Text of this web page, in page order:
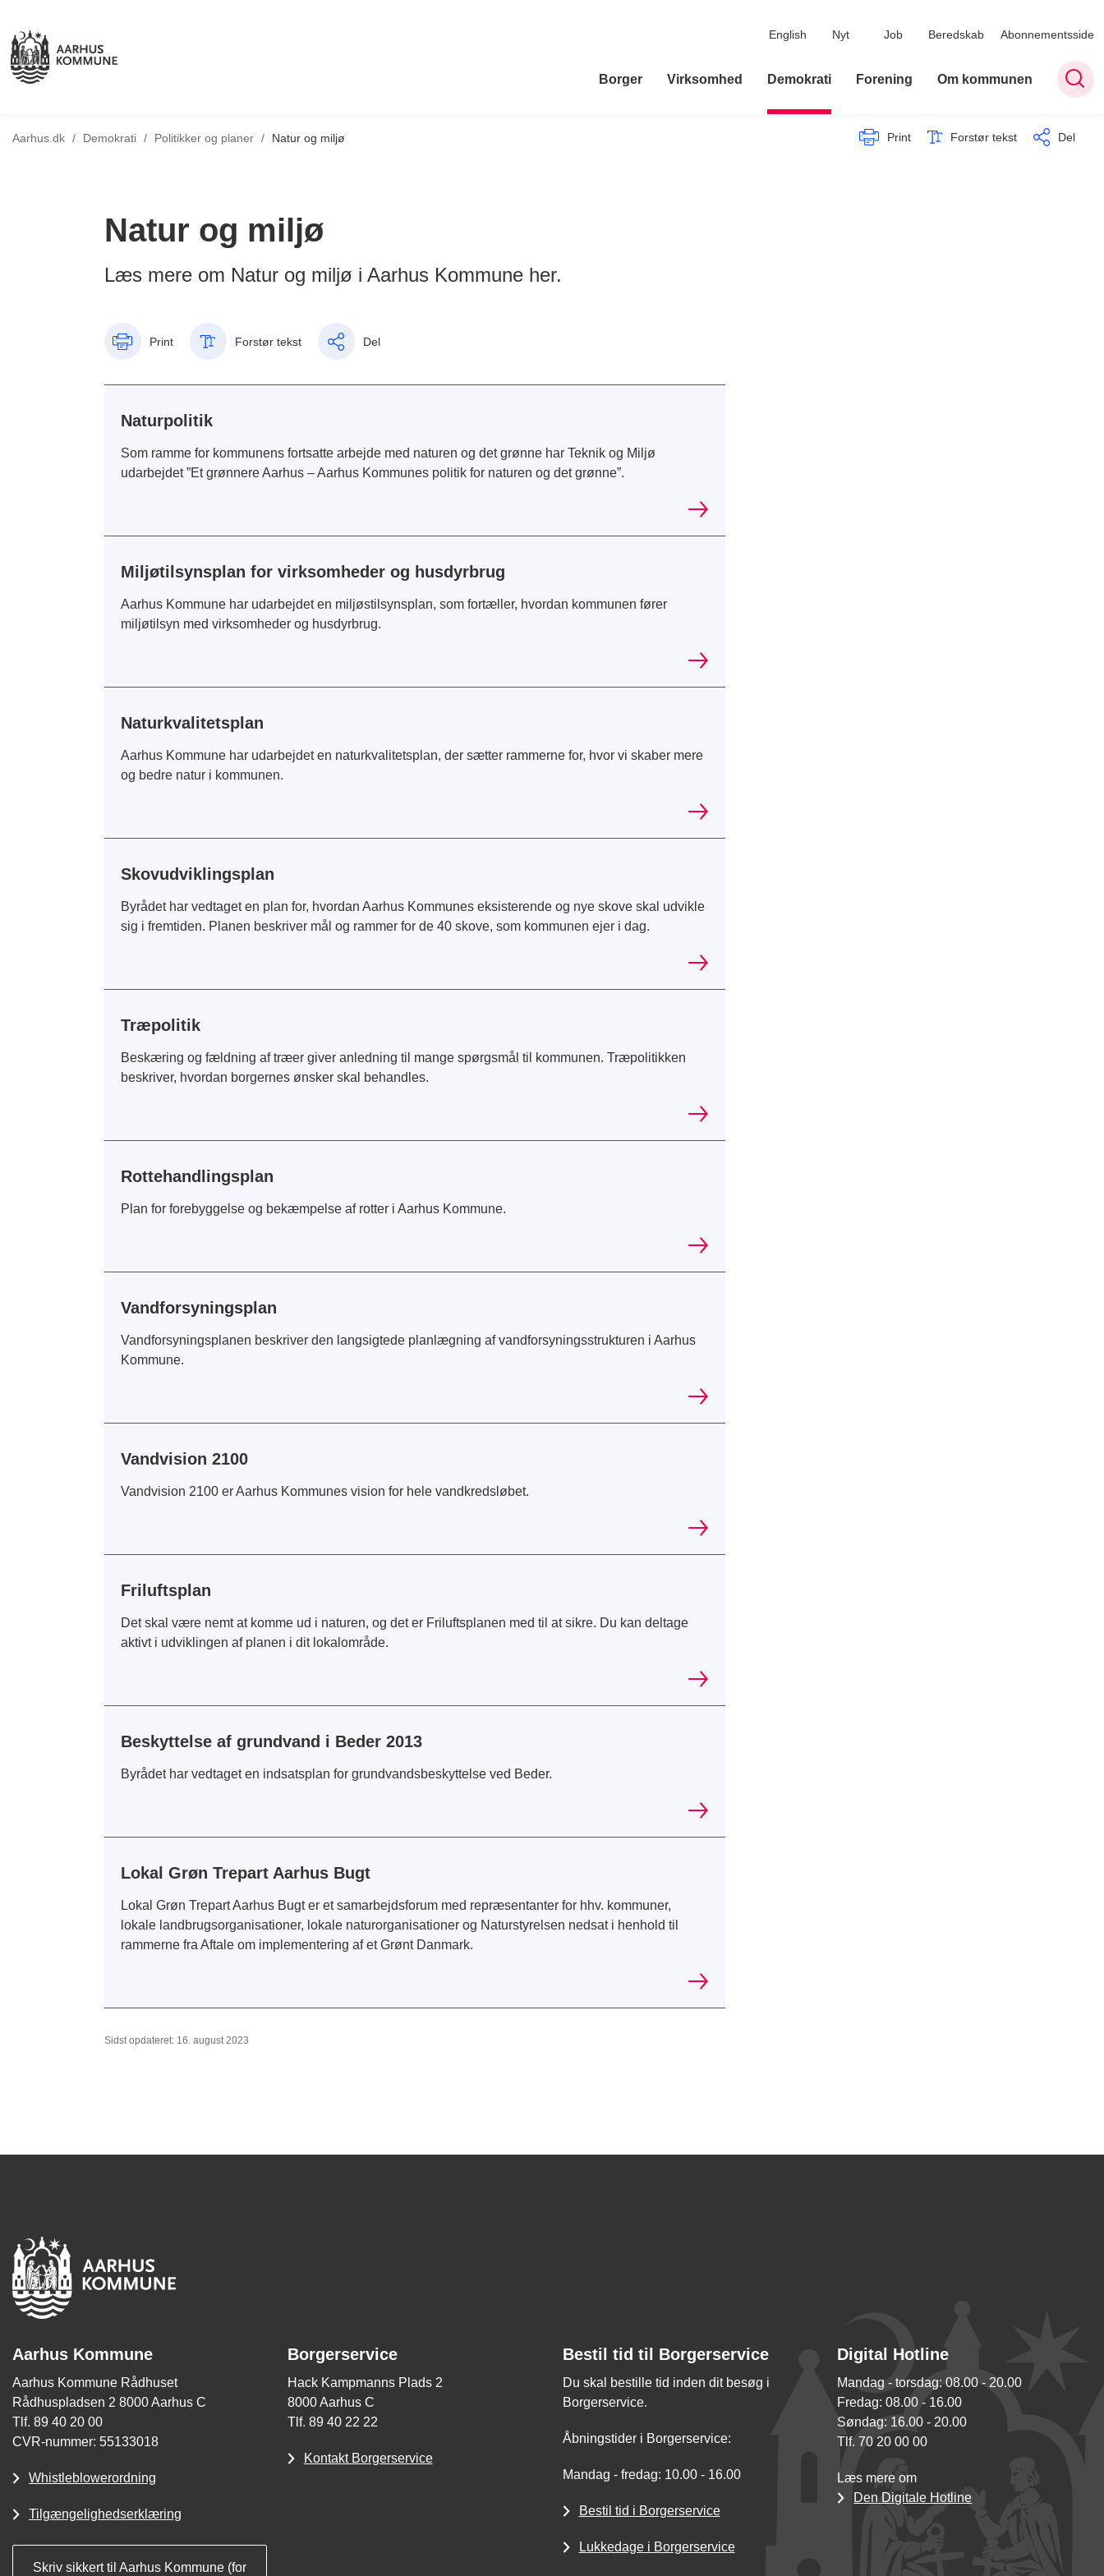
English Nyt Job Beredskab Abonnementsside
Borger Virksomhed Demokrati Forening Om kommunen
Aarhus.dk / Demokrati / Tilbage til
Politikker og planer / Natur og miljø Print Forstør tekst Del
Natur og miljø
Læs mere om Natur og miljø i Aarhus Kommune her.
Print Forstør tekst Del
Naturpolitik
Som ramme for kommunens fortsatte arbejde med naturen og det grønne har Teknik og Miljø
udarbejdet ”Et grønnere Aarhus – Aarhus Kommunes politik for naturen og det grønne”.
Miljøtilsynsplan for virksomheder og husdyrbrug
Aarhus Kommune har udarbejdet en miljøstilsynsplan, som fortæller, hvordan kommunen fører
miljøtilsyn med virksomheder og husdyrbrug.
Naturkvalitetsplan
Aarhus Kommune har udarbejdet en naturkvalitetsplan, der sætter rammerne for, hvor vi skaber mere
og bedre natur i kommunen.
Skovudviklingsplan
Byrådet har vedtaget en plan for, hvordan Aarhus Kommunes eksisterende og nye skove skal udvikle
sig i fremtiden. Planen beskriver mål og rammer for de 40 skove, som kommunen ejer i dag.
Træpolitik
Beskæring og fældning af træer giver anledning til mange spørgsmål til kommunen. Træpolitikken
beskriver, hvordan borgernes ønsker skal behandles.
Rottehandlingsplan
Plan for forebyggelse og bekæmpelse af rotter i Aarhus Kommune.
Vandforsyningsplan
Vandforsyningsplanen beskriver den langsigtede planlægning af vandforsyningsstrukturen i Aarhus
Kommune.
Vandvision 2100
Vandvision 2100 er Aarhus Kommunes vision for hele vandkredsløbet.
Friluftsplan
Det skal være nemt at komme ud i naturen, og det er Friluftsplanen med til at sikre. Du kan deltage
aktivt i udviklingen af planen i dit lokalområde.
Beskyttelse af grundvand i Beder 2013
Byrådet har vedtaget en indsatsplan for grundvandsbeskyttelse ved Beder.
Lokal Grøn Trepart Aarhus Bugt
Lokal Grøn Trepart Aarhus Bugt er et samarbejdsforum med repræsentanter for hhv. kommuner,
lokale landbrugsorganisationer, lokale naturorganisationer og Naturstyrelsen nedsat i henhold til
rammerne fra Aftale om implementering af et Grønt Danmark.
Sidst opdateret: 16. august 2023
Aarhus Kommune
Aarhus Kommune Rådhuset
Rådhuspladsen 2 8000 Aarhus C
Tlf. 89 40 20 00
CVR-nummer: 55133018
Whistleblowerordning
Tilgængelighedserklæring
Skriv sikkert til Aarhus Kommune (for
Borgerservice
Hack Kampmanns Plads 2
8000 Aarhus C
Tlf. 89 40 22 22
Kontakt Borgerservice
Bestil tid til Borgerservice
Du skal bestille tid inden dit besøg i
Borgerservice.
Åbningstider i Borgerservice:
Mandag - fredag: 10.00 - 16.00
Bestil tid i Borgerservice
Lukkedage i Borgerservice
Digital Hotline
Mandag - torsdag: 08.00 - 20.00
Fredag: 08.00 - 16.00
Søndag: 16.00 - 20.00
Tlf. 70 20 00 00
Læs mere om
Den Digitale Hotline